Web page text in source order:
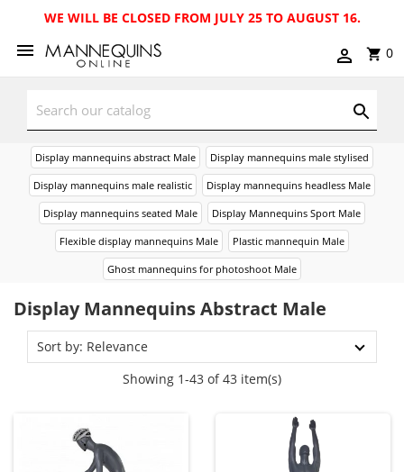
WE WILL BE CLOSED FROM JULY 25 TO AUGUST 16.
0
Display mannequins abstract Male Display mannequins male stylised
Display mannequins male realistic Display mannequins headless Male
Display mannequins seated Male Display Mannequins Sport Male
Flexible display mannequins Male Plastic mannequin Male
Ghost mannequins for photoshoot Male
Display Mannequins Abstract Male
Sort by: Relevance
Showing 1-43 of 43 item(s)